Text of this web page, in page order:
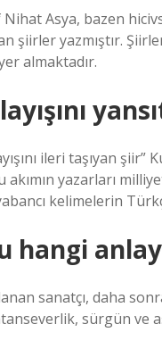
Asya, bazen
şiirler yazmıştır.
almaktadır.
ileri taşıyan
akımın yazarları
kelimelerin
sanatçı, daha
sürgün ve